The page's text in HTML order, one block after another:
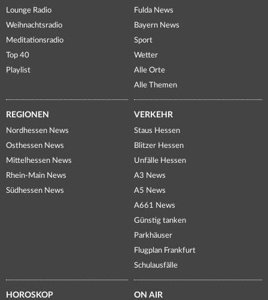
Lounge Radio
Weihnachtsradio
Meditationsradio
Top 40
Playlist
Fulda News
Bayern News
Sport
Wetter
Alle Orte
Alle Themen
REGIONEN
Nordhessen News
Osthessen News
Mittelhessen News
Rhein-Main News
Südhessen News
VERKEHR
Staus Hessen
Blitzer Hessen
Unfälle Hessen
A3 News
A5 News
A661 News
Günstig tanken
Parkhäuser
Flugplan Frankfurt
Schulausfälle
HOROSKOP ON AIR